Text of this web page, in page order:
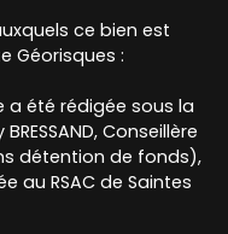
ce bien est
Géorisques :
a été rédigée sous la
Conseillère
détention de fonds),
au RSAC de Saintes